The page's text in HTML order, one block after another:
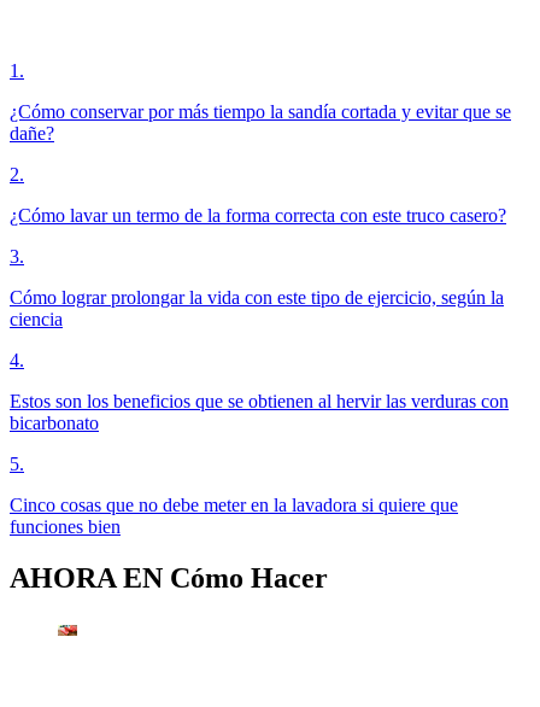
1.
¿Cómo conservar por más tiempo la sandía cortada y evitar que se
dañe?
2.
¿Cómo lavar un termo de la forma correcta con este truco casero?
3.
Cómo lograr prolongar la vida con este tipo de ejercicio, según la
ciencia
4.
Estos son los beneficios que se obtienen al hervir las verduras con
bicarbonato
5.
Cinco cosas que no debe meter en la lavadora si quiere que
funciones bien
AHORA EN Cómo Hacer